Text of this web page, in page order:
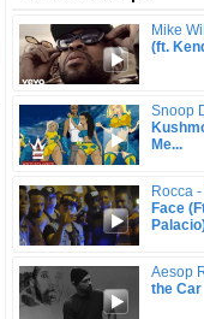
Mike
(ft.
Snoop
Me...
Rocca -
Face
Aesop
the Car